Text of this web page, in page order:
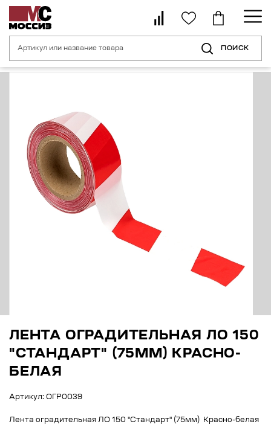
ПОИСК
Главная страница Средства индивидуальной безопасности
ЛЕНТА ОГРАДИТЕЛЬНАЯ ЛО 150
"СТАНДАРТ" (75ММ) КРАСНО-
БЕЛАЯ
Артикул: ОГР0039
Лента оградительная ЛО 150 "Стандарт" (75мм) Красно-белая